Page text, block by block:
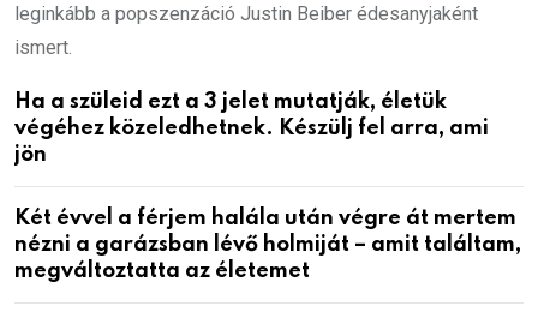
leginkább a popszenzáció Justin Beiber édesanyjaként
ismert.
Ha a szüleid ezt a 3 jelet mutatják, életük
végéhez közeledhetnek. Készülj fel arra, ami
jön
Két évvel a férjem halála után végre át mertem
nézni a garázsban lévő holmiját – amit találtam,
megváltoztatta az életemet